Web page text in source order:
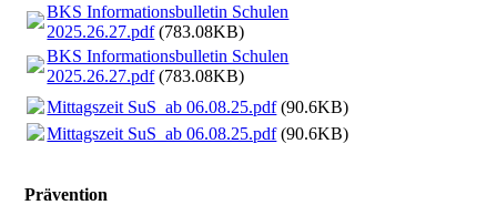
BKS Informationsbulletin Schulen
2025.26.27.pdf(783.08KB)
BKS Informationsbulletin Schulen
2025.26.27.pdf(783.08KB)
Mittagszeit SuS_ab 06.08.25.pdf(90.6KB)
Mittagszeit SuS_ab 06.08.25.pdf(90.6KB)
Prävention